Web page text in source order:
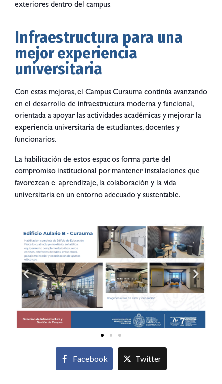
exteriores dentro del campus.
Infraestructura para una
mejor experiencia
universitaria
Con estas mejoras, el Campus Curauma continúa avanzando
en el desarrollo de infraestructura moderna y funcional,
orientada a apoyar las actividades académicas y mejorar la
experiencia universitaria de estudiantes, docentes y
funcionarios.
La habilitación de estos espacios forma parte del
compromiso institucional por mantener instalaciones que
favorezcan el aprendizaje, la colaboración y la vida
universitaria en un entorno adecuado y sustentable.
Facebook Twitter